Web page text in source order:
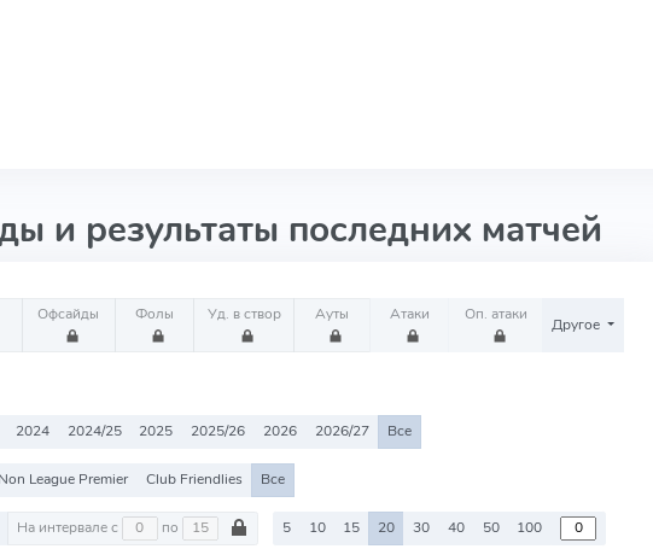
и результаты последних матчей
Офсайды Фолы Уд. в створ Ауты Атаки Оп. атаки
Другое
2024 2024/25 2025 2025/26 2026 2026/27 Все
Non League Premier Club Friendlies Все
На интервале с по 5 10 15 20 30 40 50 100